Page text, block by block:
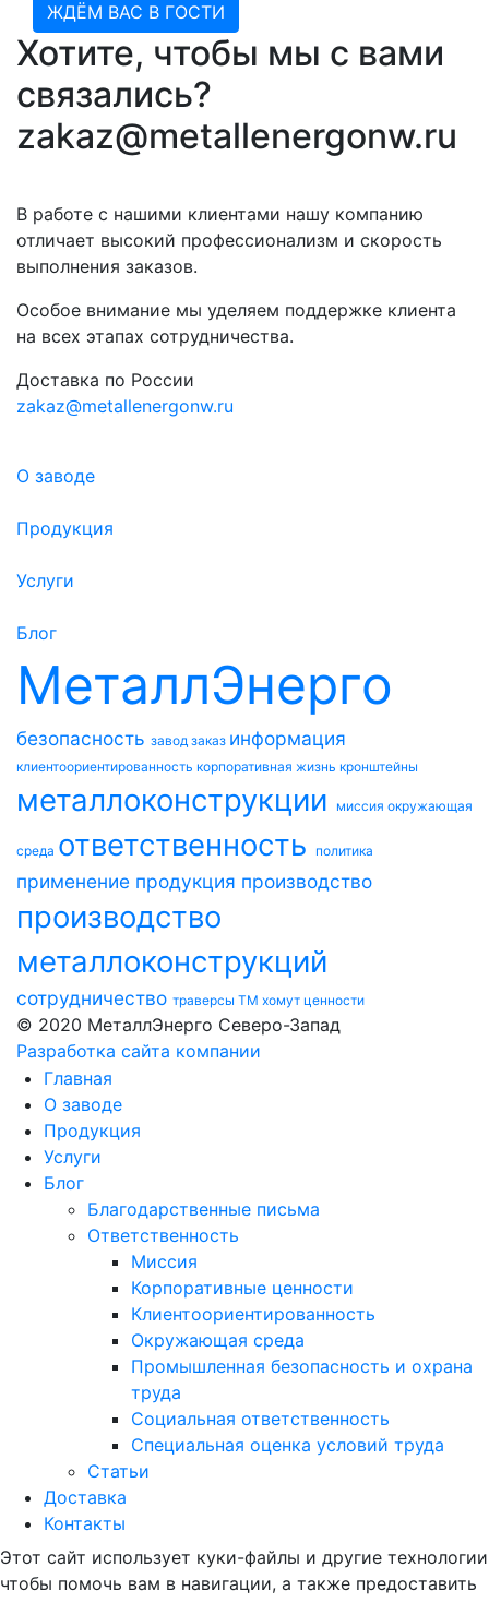
ЖДЁМ ВАС В ГОСТИ
Хотите, чтобы мы с вами
связались?
zakaz@metallenergonw.ru
В работе с нашими клиентами нашу компанию
отличает высокий профессионализм и скорость
выполнения заказов.
Особое внимание мы уделяем поддержке клиента
на всех этапах сотрудничества.
Доставка по России
zakaz@metallenergonw.ru
О заводе
Продукция
Услуги
Блог
МеталлЭнерго
безопасность завод заказ информация
клиентоориентированность корпоративная жизнь кронштейны
металлоконструкции миссия окружающая
среда ответственность политика
применение продукция производство
производство
металлоконструкций
сотрудничество траверсы ТМ хомут ценности
© 2020 МеталлЭнерго Северо-Запад
Разработка сайта компании
Главная
О заводе
Продукция
Услуги
Блог
Благодарственные письма
Ответственность
Миссия
Корпоративные ценности
Клиентоориентированность
Окружающая среда
Промышленная безопасность и охрана
труда
Социальная ответственность
Специальная оценка условий труда
Статьи
Доставка
Контакты
Этот сайт использует куки-файлы и другие
чтобы помочь вам в навигации, а также предоставить